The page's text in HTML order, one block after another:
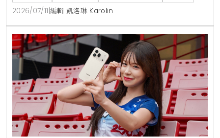
醬融入和食料理中，打造15道只供應到9月7日的台中限
定旬味。
2026/07/11 編輯 凱洛琳 Karolin